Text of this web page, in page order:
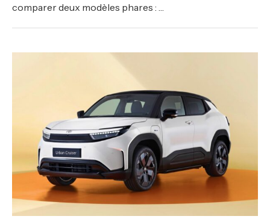
comparer deux modèles phares : …